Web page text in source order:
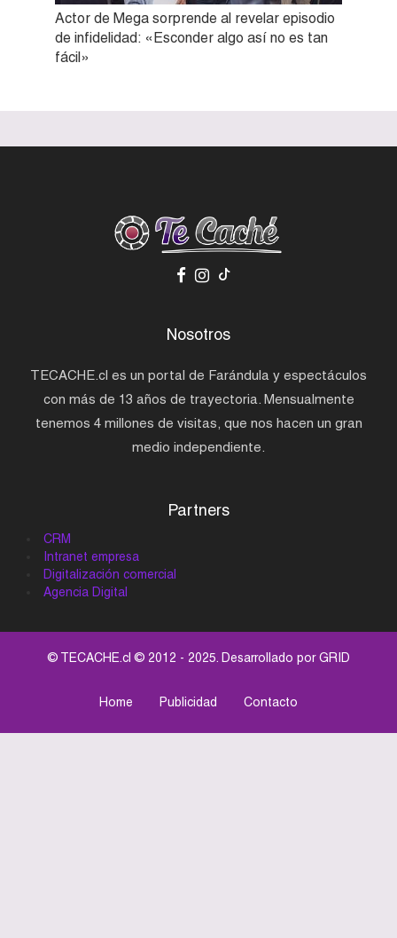
Actor de Mega sorprende al revelar episodio
de infidelidad: «Esconder algo así no es tan
fácil»
Nosotros
TECACHE.cl es un portal de Farándula y espectáculos
con más de 13 años de trayectoria. Mensualmente
tenemos 4 millones de visitas, que nos hacen un gran
medio independiente.
Partners
CRM
Intranet empresa
Digitalización comercial
Agencia Digital
© TECACHE.cl © 2012 - 2025. Desarrollado porGRID
Home Publicidad Contacto